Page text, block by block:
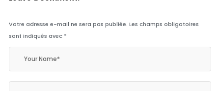
Votre adresse e-mail ne sera pas publiée. Les champs obligatoires
sont indiqués avec *